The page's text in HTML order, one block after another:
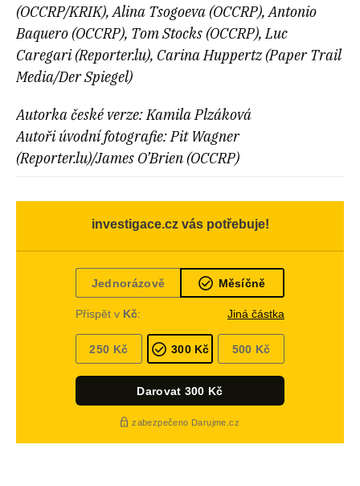
(OCCRP/KRIK), Alina Tsogoeva (OCCRP), Antonio
Baquero (OCCRP), Tom Stocks (OCCRP), Luc
Caregari (Reporter.lu), Carina Huppertz (Paper Trail
Media/Der Spiegel)
Autorka české verze: Kamila Plzáková
Autoři úvodní fotografie: Pit Wagner
(Reporter.lu)/James O’Brien (OCCRP)